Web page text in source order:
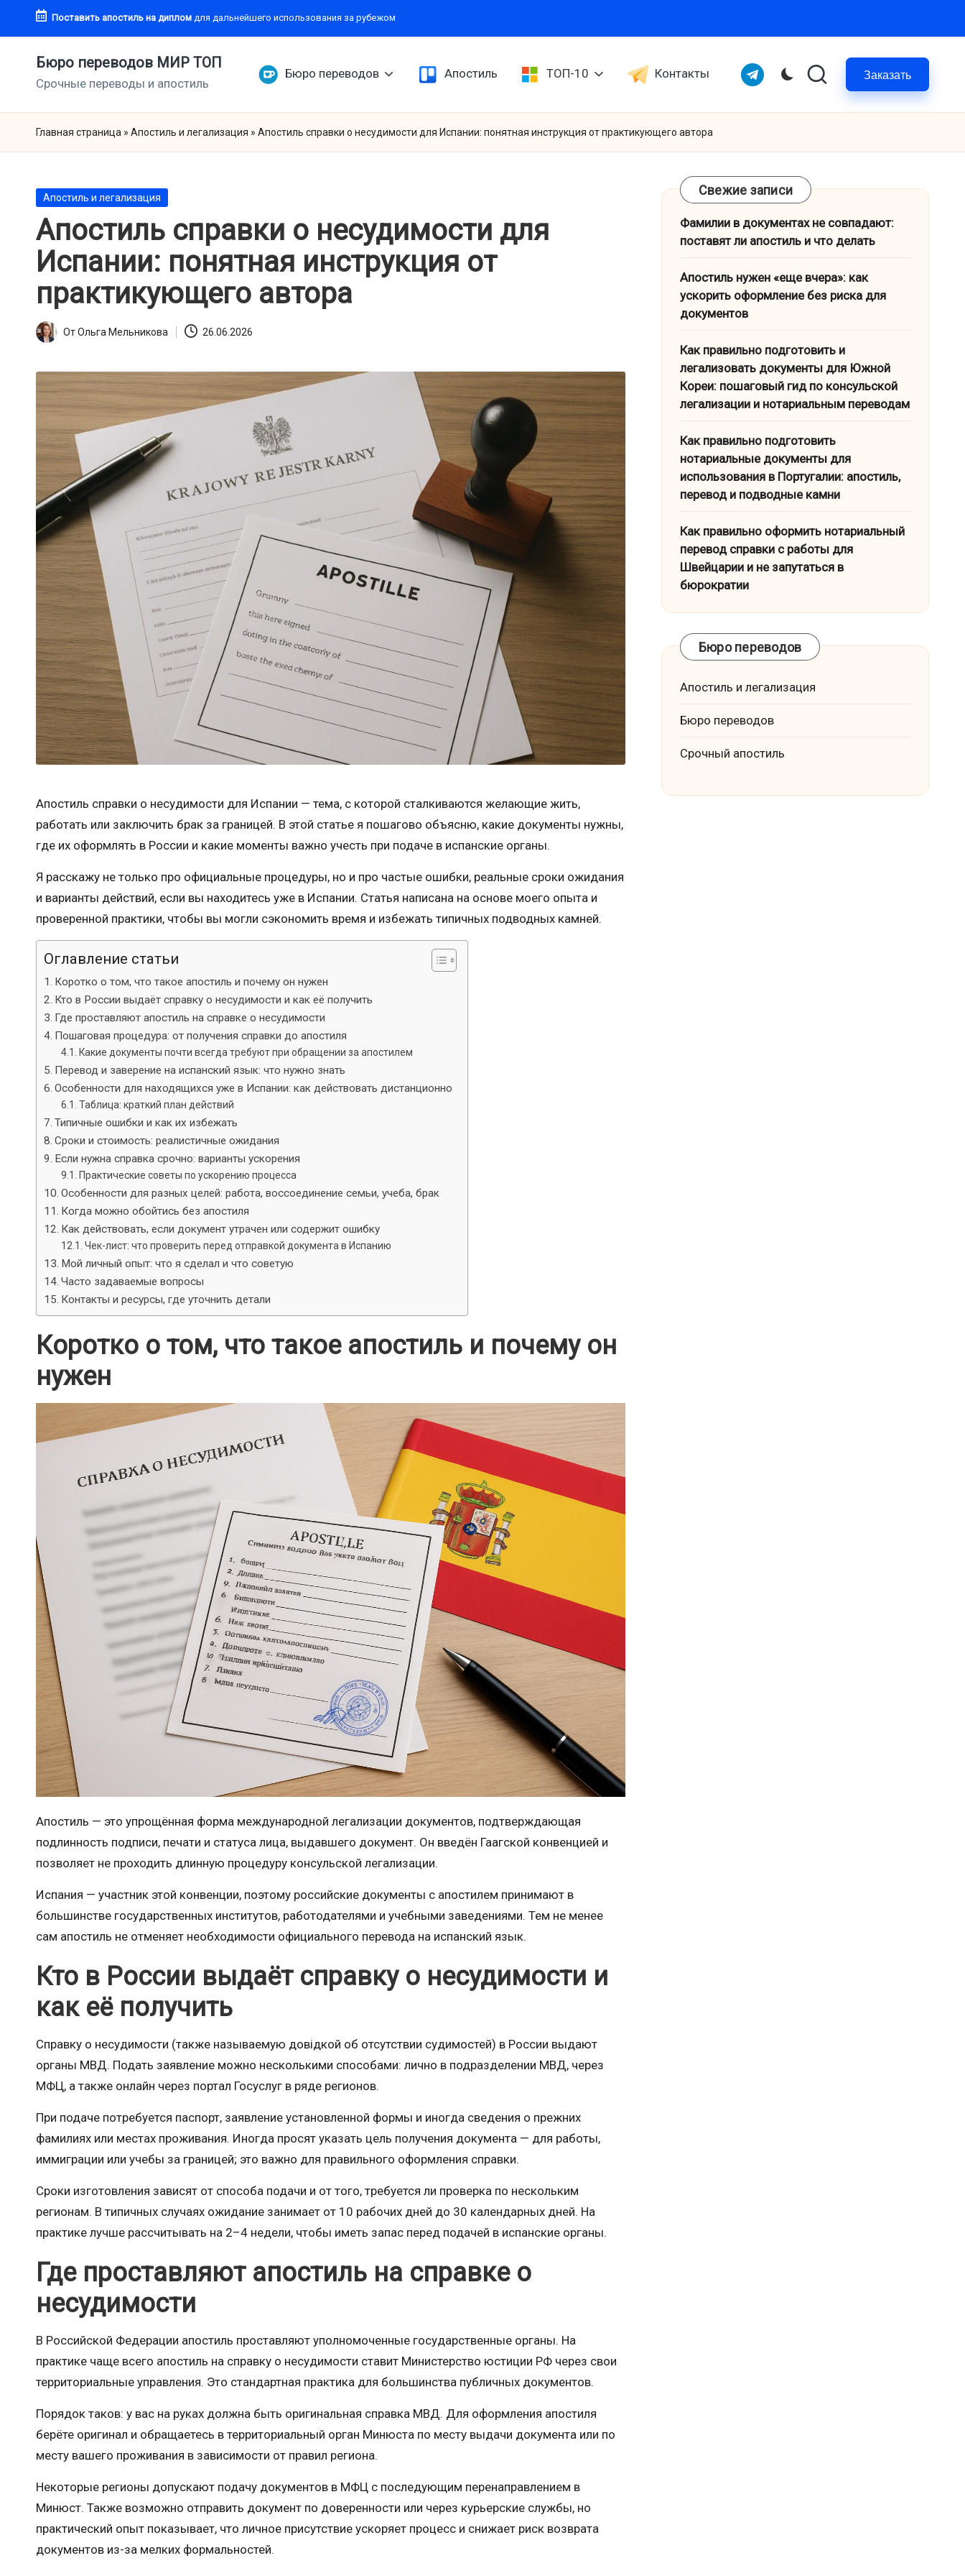
Перейти
содержимому
Поставить апостиль на диплом для дальнейшего использования за рубежом
Бюро переводов МИР ТОП
Срочные переводы и апостиль
Бюро переводов Апостиль ТОП-10 Контакты Telegram Заказать
Главная страница » Апостиль и легализация » Апостиль справки о несудимости для Испании: понятная инструкция от практикующего автора
Опубликовано
Апостиль и легализация
Апостиль справки о несудимости для
Испании: понятная инструкция от
практикующего автора
Запись
ОтОльга Мельникова 26.06.2026
Апостиль справки о несудимости для Испании — тема, с которой сталкиваются желающие жить,
работать или заключить брак за границей. В этой статье я пошагово объясню, какие документы нужны,
где их оформлять в России и какие моменты важно учесть при подаче в испанские органы.
Я расскажу не только про официальные процедуры, но и про частые ошибки, реальные сроки ожидания
и варианты действий, если вы находитесь уже в Испании. Статья написана на основе моего опыта и
проверенной практики, чтобы вы могли сэкономить время и избежать типичных подводных камней.
Оглавление статьи
Коротко о том, что такое апостиль и почему он нужен
Кто в России выдаёт справку о несудимости и как её получить
Где проставляют апостиль на справке о несудимости
Пошаговая процедура: от получения справки до апостиля
Какие документы почти всегда требуют при обращении за апостилем
Перевод и заверение на испанский язык: что нужно знать
Особенности для находящихся уже в Испании: как действовать дистанционно
Таблица: краткий план действий
Типичные ошибки и как их избежать
Сроки и стоимость: реалистичные ожидания
Если нужна справка срочно: варианты ускорения
Практические советы по ускорению процесса
Особенности для разных целей: работа, воссоединение семьи, учеба, брак
Когда можно обойтись без апостиля
Как действовать, если документ утрачен или содержит ошибку
Чек-лист: что проверить перед отправкой документа в Испанию
Мой личный опыт: что я сделал и что советую
Часто задаваемые вопросы
Контакты и ресурсы, где уточнить детали
Коротко о том, что такое апостиль и почему он
нужен
Апостиль — это упрощённая форма международной легализации документов, подтверждающая
подлинность подписи, печати и статуса лица, выдавшего документ. Он введён Гаагской конвенцией и
позволяет не проходить длинную процедуру консульской легализации.
Испания — участник этой конвенции, поэтому российские документы с апостилем принимают в
большинстве государственных институтов, работодателями и учебными заведениями. Тем не менее
сам апостиль не отменяет необходимости официального перевода на испанский язык.
Кто в России выдаёт справку о несудимости и
как её получить
Справку о несудимости (также называемую довідкой об отсутствии судимостей) в России выдают
органы МВД. Подать заявление можно несколькими способами: лично в подразделении МВД, через
МФЦ, а также онлайн через портал Госуслуг в ряде регионов.
При подаче потребуется паспорт, заявление установленной формы и иногда сведения о прежних
фамилиях или местах проживания. Иногда просят указать цель получения документа — для работы,
иммиграции или учебы за границей; это важно для правильного оформления справки.
Сроки изготовления зависят от способа подачи и от того, требуется ли проверка по нескольким
регионам. В типичных случаях ожидание занимает от 10 рабочих дней до 30 календарных дней. На
практике лучше рассчитывать на 2–4 недели, чтобы иметь запас перед подачей в испанские органы.
Где проставляют апостиль на справке о
несудимости
В Российской Федерации апостиль проставляют уполномоченные государственные органы. На
практике чаще всего апостиль на справку о несудимости ставит Министерство юстиции РФ через свои
территориальные управления. Это стандартная практика для большинства публичных документов.
Порядок таков: у вас на руках должна быть оригинальная справка МВД. Для оформления апостиля
берёте оригинал и обращаетесь в территориальный орган Минюста по месту выдачи документа или по
месту вашего проживания в зависимости от правил региона.
Некоторые регионы допускают подачу документов в МФЦ с последующим перенаправлением в
Минюст. Также возможно отправить документ по доверенности или через курьерские службы, но
практический опыт показывает, что личное присутствие ускоряет процесс и снижает риск возврата
документов из-за мелких формальностей.
Свежие записи
Фамилии в документах не совпадают:
поставят ли апостиль и что делать
Апостиль нужен «еще вчера»: как
ускорить оформление без риска для
документов
Как правильно подготовить и
легализовать документы для Южной
Кореи: пошаговый гид по консульской
легализации и нотариальным переводам
Как правильно подготовить
нотариальные документы для
использования в Португалии: апостиль,
перевод и подводные камни
Как правильно оформить нотариальный
перевод справки с работы для
Швейцарии и не запутаться в
бюрократии
Бюро переводов
Апостиль и легализация
Бюро переводов
Срочный апостиль